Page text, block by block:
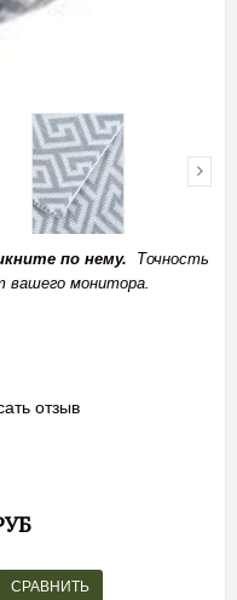
по нему. Точность
вашего монитора.
отзыв
СРАВНИТЬ